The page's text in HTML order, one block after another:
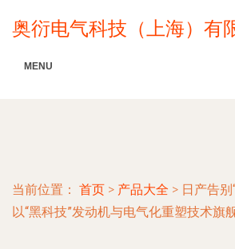
奥衍电气科技（上海）有
MENU
当前位置： 首页 > 产品大全 > 日产告别
以“黑科技”发动机与电气化重塑技术旗